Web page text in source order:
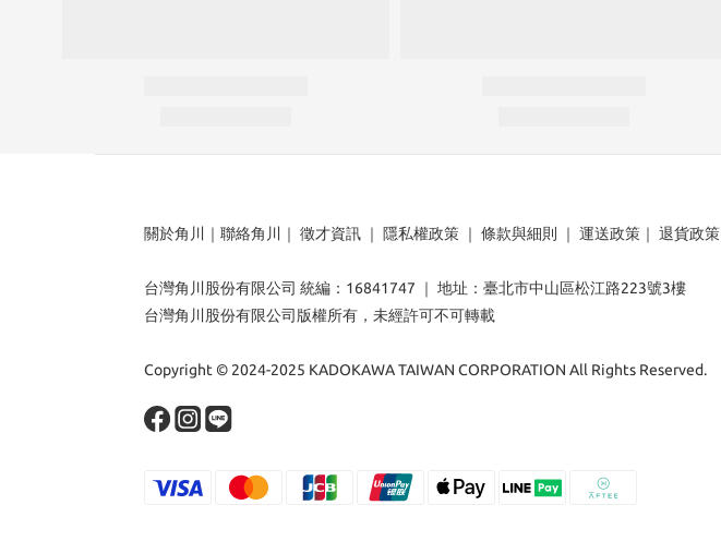
關於角川 ｜ 聯絡角川 ｜ 徵才資訊 ｜ 隱私權政策 ｜ 條款與細則 ｜ 運送政策 ｜ 退貨政策
台灣角川股份有限公司 統編：16841747 ｜ 地址：臺北市中山區松江路223號3樓
台灣角川股份有限公司版權所有，未經許可不可轉載
Copyright © 2024-2025 KADOKAWA TAIWAN CORPORATION All Rights Reserved.